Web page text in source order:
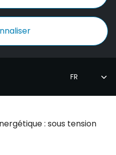
Accueil Onepoint
: sous tension